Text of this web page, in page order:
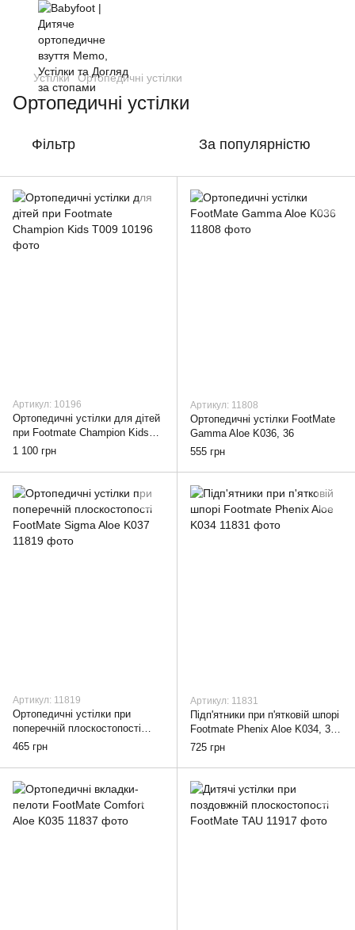
Устілки Ортопедичні устілки
Ортопедичні устілки
Фільтр За популярністю
Артикул: 10196
Ортопедичні устілки для дітей
при Footmate Champion Kids
T009, 24-27
1 100 грн
Артикул: 11808
Ортопедичні устілки FootMate
Gamma Aloe K036, 36
555 грн
Артикул: 11819
Ортопедичні устілки при
поперечній плоскостопості
FootMate Sigma Aloe K037, 36
465 грн
Артикул: 11831
Підп'ятники при п'ятковій шпорі
Footmate Phenix Aloe K034, 35-
36
725 грн